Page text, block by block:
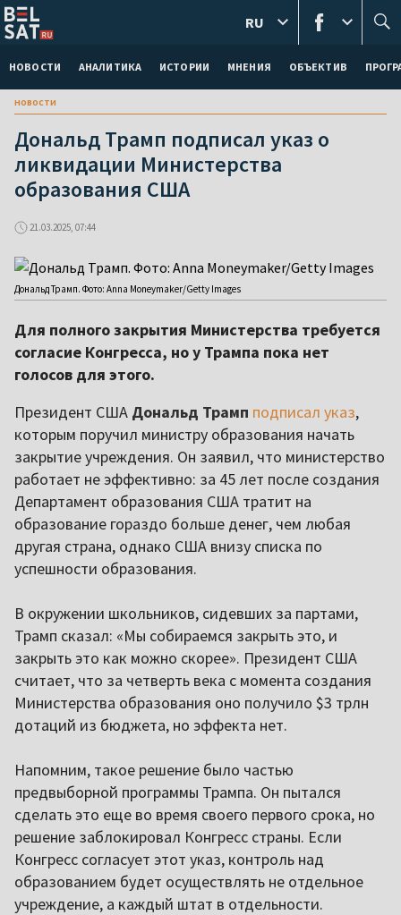
НОВОСТИ АНАЛИТИКА ИСТОРИИ МНЕНИЯ ОБЪЕКТИВ
RU
новости
Дональд Трамп подписал указ о
ликвидации Министерства
образования США
21.03.2025, 07:44
Дональд Трамп. Фото: Anna Moneymaker/Getty Images
Для полного закрытия Министерства требуется
согласие Конгресса, но у Трампа пока нет
голосов для этого.
Президент США Дональд Трамп подписал указ,
которым поручил министру образования начать
закрытие учреждения. Он заявил, что министерство
работает не эффективно: за 45 лет после создания
Департамент образования США тратит на
образование гораздо больше денег, чем любая
другая страна, однако США внизу списка по
успешности образования.
В окружении школьников, сидевших за партами,
Трамп сказал: «Мы собираемся закрыть это, и
закрыть это как можно скорее». Президент США
считает, что за четверть века с момента создания
Министерства образования оно получило $3 трлн
дотаций из бюджета, но эффекта нет.
Напомним, такое решение было частью
предвыборной программы Трампа. Он пытался
сделать это еще во время своего первого срока, но
решение заблокировал Конгресс страны. Если
Конгресс согласует этот указ, контроль над
образованием будет осуществлять не отдельное
учреждение, а каждый штат в отдельности.